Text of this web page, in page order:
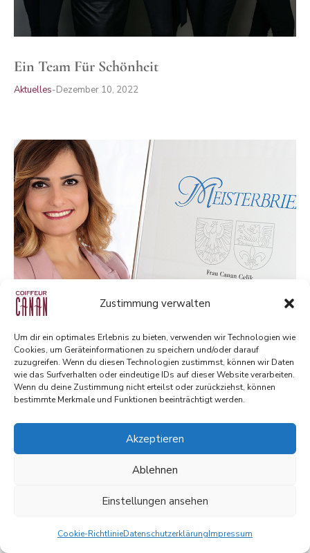
Zustimmung verwalten
Um dir ein optimales Erlebnis zu bieten, verwenden wir Technologien wie
Cookies, um Geräteinformationen zu speichern und/oder darauf
zuzugreifen. Wenn du diesen Technologien zustimmst, können wir Daten
wie das Surfverhalten oder eindeutige IDs auf dieser Website verarbeiten.
Wenn du deine Zustimmung nicht erteilst oder zurückziehst, können
bestimmte Merkmale und Funktionen beeinträchtigt werden.
Akzeptieren
Ablehnen
Einstellungen ansehen
Cookie-RichtlinieDatenschutzerklärungImpressum
Ein Team Für Schönheit
Aktuelles Dezember 10, 2022
10 Meisterhafte Jahre
Aktuelles Dezember 9, 2015
2026 Created by LaStudio